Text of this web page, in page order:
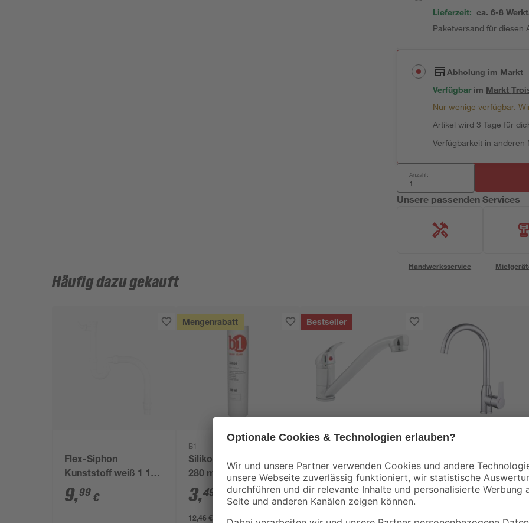
Lieferzeit: ca. 6-8
Paketversand für diesen
Abholung im Markt
Verfügbar im Markt
Nur wenige verfügbar.
Artikel wird 3 Tage für
Verfügbarkeit in anderen
Anzahl:
Unsere passenden Services
Handwerksservice
Häufig dazu gekauft
Flex-Siphon
Kunststoff weiß 1 1/2'
x 40/50 mm
9,99 €
Mengenrabatt
B1
Silikon transparent
280 ml
3,49
12,46 € / Liter
Bestseller
Spültischarmatur
'Carli' chromfarben
22,99€
Spültischarmatur
'Lago' verchromt
24,99